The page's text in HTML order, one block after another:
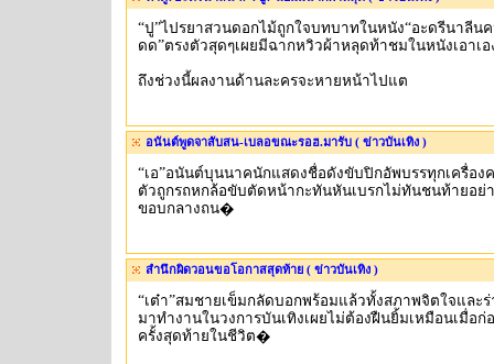
“ปู”ไปรยาสวนดอกไม้ถูกใจบทบาทในหนัง“อะดรีนาลีน
ดด”ตรงตัวสุดๆเผยมีฉากหวิวผ้าหลุดท้าชมในหนังเอาเอ
ถึงช่วงนี้ผลงานด้านละครจะหายหน้าไปแต
อนันต์พูดจาสับสน-เบลอขณะรอฮ.มารับ ( ข่าวบันเทิง )
“เอ”อนันต์บุนนาคนักแสดงชื่อดังขับปิกอัพบรรทุกเครื่อง
ตัวถูกรถหกล้อขับตัดหน้ากะทันหันเบรกไม่ทันชนท้ายอย่
ขอบกลางถน�
สำนึกผิดวอนขอโอกาสสุดท้าย ( ข่าวบันเทิง )
“เต๋า”สมชายเข็มกลัดบอกพร้อมแล้วทั้งสภาพจิตใจและ
มาทำงานในวงการบันเทิงเผยไม่ต้องฝืนยิ้มเหมือนเมื่อก่
ครั้งสุดท้ายในชีวิต�